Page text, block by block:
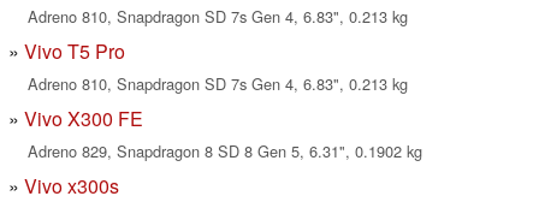
Adreno 810, Snapdragon SD 7s Gen 4, 6.83", 0.213 kg
Vivo T5 Pro
Adreno 810, Snapdragon SD 7s Gen 4, 6.83", 0.213 kg
Vivo X300 FE
Adreno 829, Snapdragon 8 SD 8 Gen 5, 6.31", 0.1902 kg
Vivo x300s